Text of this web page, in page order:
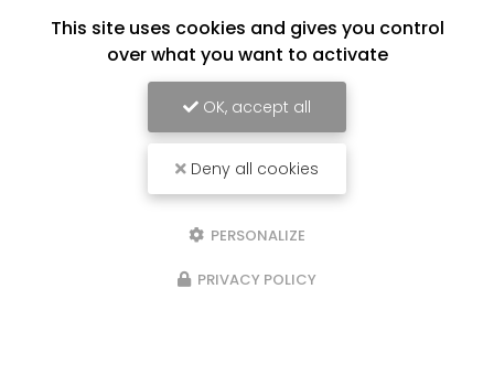
This site uses cookies and gives you control
over what you want to activate
OK, accept all
Deny all cookies
PERSONALIZE
PRIVACY POLICY